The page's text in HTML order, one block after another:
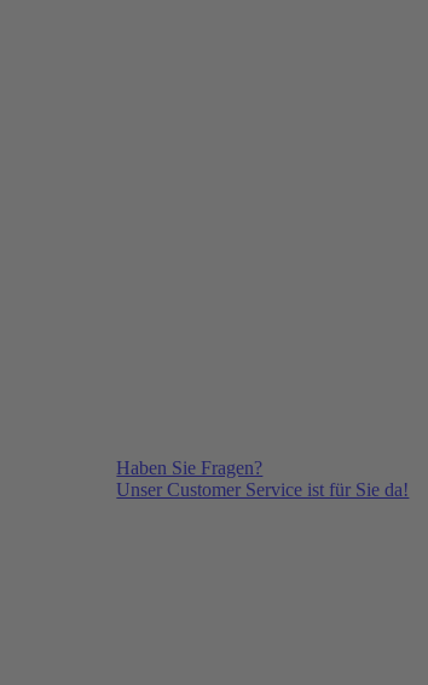
Haben Sie Fragen?
Unser Customer Service ist für Sie da!